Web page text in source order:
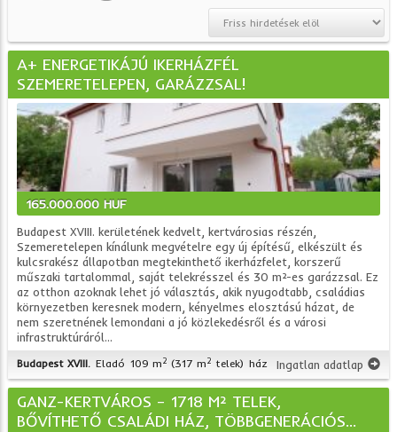
A+ ENERGETIKÁJÚ IKERHÁZFÉL
SZEMERETELEPEN, GARÁZZSAL!
165.000.000 HUF
Budapest XVIII. kerületének kedvelt, kertvárosias részén,
Szemeretelepen kínálunk megvételre egy új építésű, elkészült és
kulcsrakész állapotban megtekinthető ikerházfelet, korszerű
műszaki tartalommal, saját telekrésszel és 30 m²-es garázzsal. Ez
az otthon azoknak lehet jó választás, akik nyugodtabb, családias
környezetben keresnek modern, kényelmes elosztású házat, de
nem szeretnének lemondani a jó közlekedésről és a városi
infrastruktúráról...
Budapest XVIII. Eladó 109 m2 (317 m2 telek) ház Ingatlan adatlap
GANZ-KERTVÁROS – 1718 M² TELEK,
BŐVÍTHETŐ CSALÁDI HÁZ, TÖBBGENERÁCIÓS...